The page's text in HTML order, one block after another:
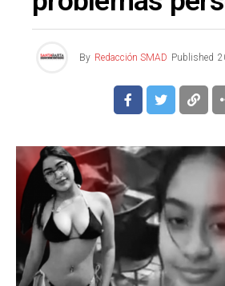
By Redacción SMAD Published